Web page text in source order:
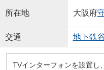
所在地 大阪府
交通 地下鉄
TVインターフォンを設置し